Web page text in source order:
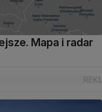
Mapa i radar